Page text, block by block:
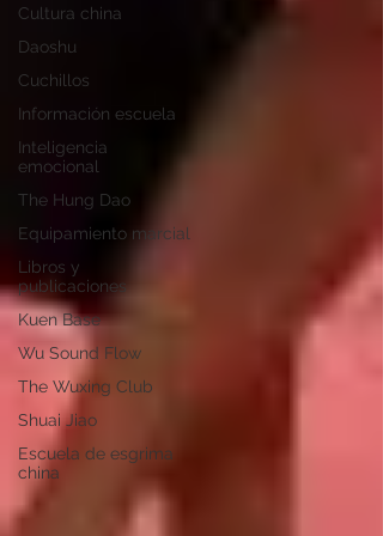
Cultura china
Daoshu
Cuchillos
Información escuela
Inteligencia
emocional
The Hung Dao
Equipamiento marcial
Libros y
publicaciones
Kuen Base
Wu Sound Flow
The Wuxing Club
Shuai Jiao
Escuela de esgrima
china